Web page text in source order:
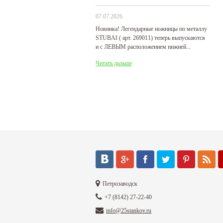
07.07.2026
Новинка! Легендарные ножницы по металлу
STUBAI ( арт. 269011) теперь выпускаются
и с ЛЕВЫМ расположением нижней...
Читать дальше
Петрозаводск
+7 (8142) 27-22-40
info@25stankov.ru